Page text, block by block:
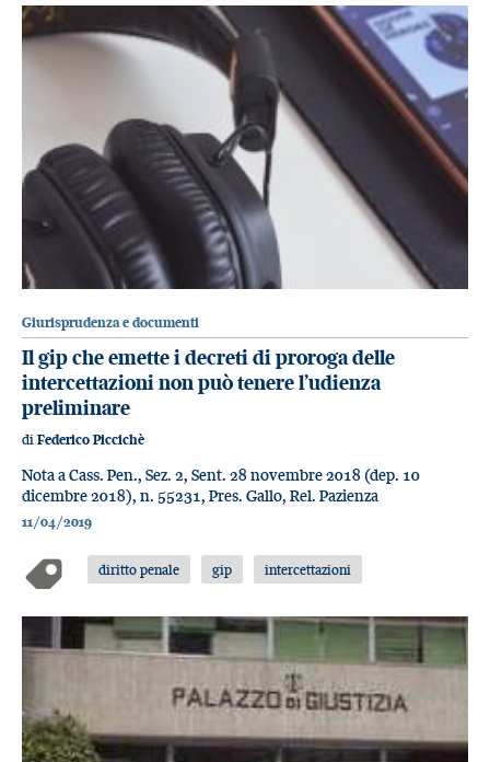
Giurisprudenza e documenti
Il gip che emette i decreti di proroga delle
intercettazioni non può tenere l’udienza
preliminare
di Federico Piccichè
Nota a Cass. Pen., Sez. 2, Sent. 28 novembre 2018 (dep. 10
dicembre 2018), n. 55231, Pres. Gallo, Rel. Pazienza
11/04/2019
diritto penale gip intercettazioni